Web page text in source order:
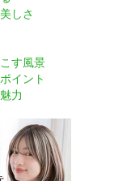
しさ
す風景
イント
力